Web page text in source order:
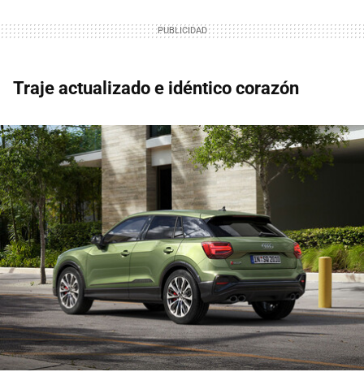
Traje actualizado e idéntico corazón